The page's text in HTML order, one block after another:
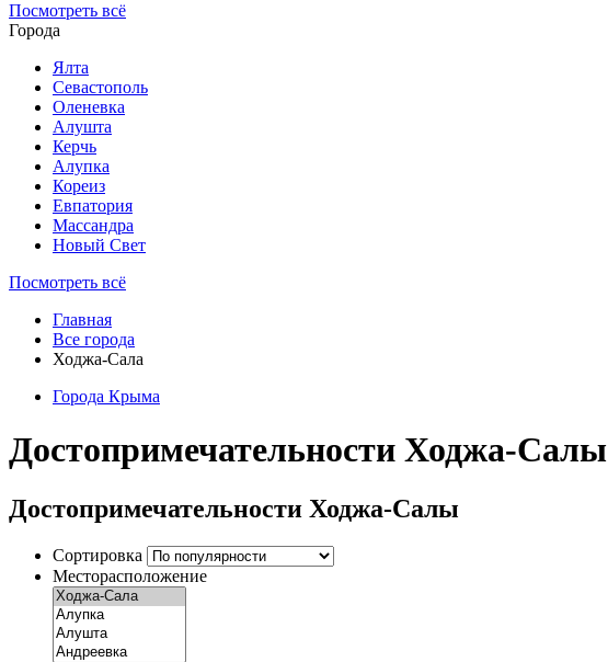
Посмотреть всё
Города
Ялта
Севастополь
Оленевка
Алушта
Керчь
Алупка
Кореиз
Евпатория
Массандра
Новый Свет
Посмотреть всё
Главная
Все города
Ходжа-Сала
Города Крыма
Достопримечательности Ходжа-Салы
Достопримечательности Ходжа-Салы
Сортировка
Месторасположение